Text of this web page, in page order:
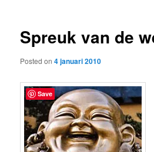
content
Spreuk van de
Posted on4 januari 2010
Save